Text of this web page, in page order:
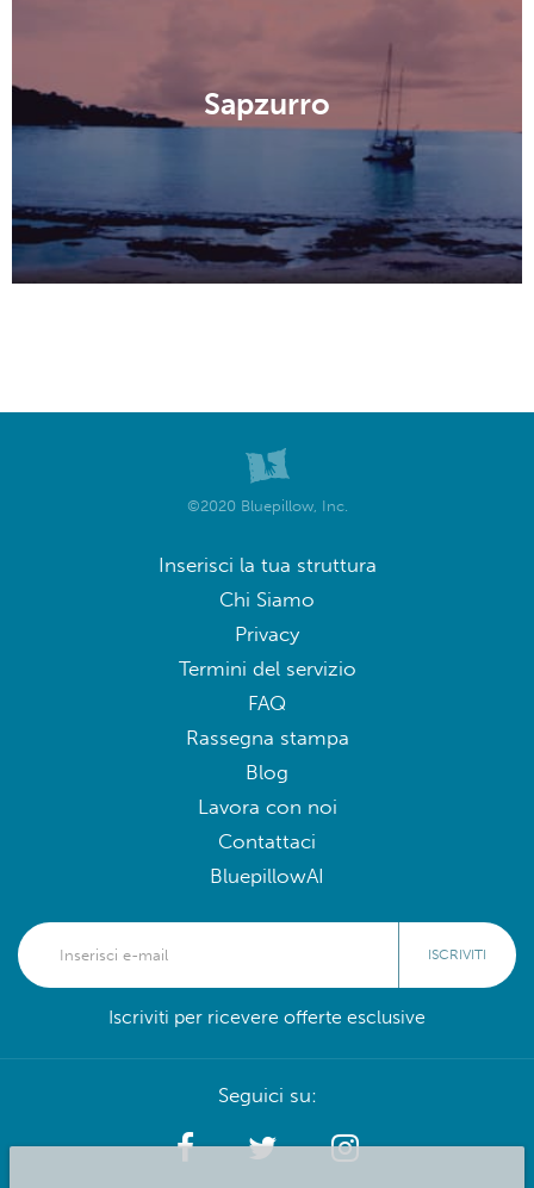
Sapzurro
©2020 Bluepillow, Inc.
Inserisci la tua struttura
Chi Siamo
Privacy
Termini del servizio
FAQ
Rassegna stampa
Blog
Lavora con noi
Contattaci
BluepillowAI
ISCRIVITI
Iscriviti per ricevere offerte esclusive
Seguici su: